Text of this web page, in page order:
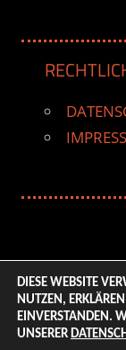
© 2026
All Rights
DIESE WEBSITE
NUTZEN,
EINVERSTANDEN.
UNSERER